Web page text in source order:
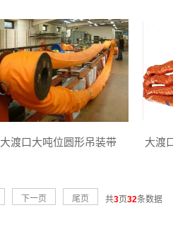
大渡口大吨位圆形吊装带 大渡
下一页 尾页 共3页32条数据